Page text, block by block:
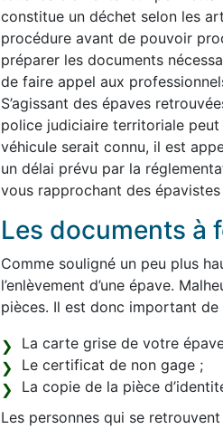
constitue un déchet selon les
procédure avant de pouvoir
préparer les documents
de faire appel aux
S’agissant des épaves
police judiciaire territoriale
véhicule serait connu, il est
un délai prévu par la
vous rapprochant des épavistes
Les documents à
Comme souligné un peu plus
l’enlèvement d’une épave.
pièces. Il est donc important
La carte grise de votre
Le certificat de non gage ;
La copie de la pièce
Les personnes qui se